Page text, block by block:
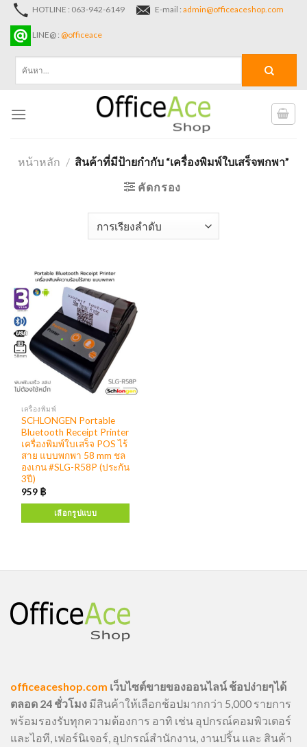
Skip
content
HOTLINE : 063-942-6149 E-mail : admin@officeaceshop.com
LINE@ : @officeace
หน้าหลัก / สินค้าที่มีป้ายกำกับ “เครื่องพิมพ์ใบเสร็จพกพา”
คัดกรอง
เครื่องพิมพ์
SCHLONGEN Portable
Bluetooth Receipt Printer
เครื่องพิมพ์ใบเสร็จ POS ไร้
สาย แบบพกพา 58 mm ชล
องเกน #SLG-R58P (ประกัน
3ปี)
959 ฿
เลือกรูปแบบ
officeaceshop.com เว็บไซต์ขายของออนไลน์ ช้อปง่ายๆได้
ตลอด 24 ชั่วโมง มีสินค้าให้เลือกช้อปมากกว่า 5,000 รายการ
พร้อมรองรับทุกความต้องการ อาทิ เช่น อุปกรณ์คอมพิวเตอร์
และไอที, เฟอร์นิเจอร์, อุปกรณ์สำนักงาน, งานปริ้น และ สินค้า